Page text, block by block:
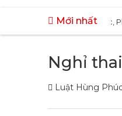
Mới nhất
xã Tam Dương Bắc, Phú Thọ
Nghỉ
Luật Hùng